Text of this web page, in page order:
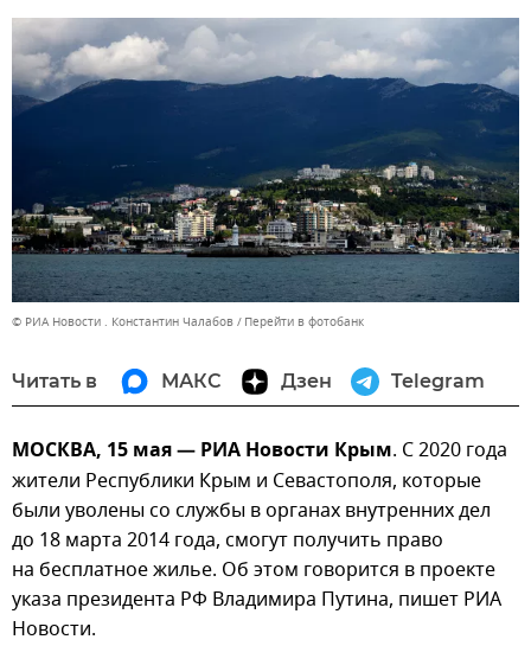
© РИА Новости . Константин Чалабов Перейти в фотобанк
Читать в МАКС Дзен Telegram
МОСКВА, 15 мая — РИА Новости Крым. С 2020 года
жители Республики Крым и Севастополя, которые
были уволены со службы в органах внутренних дел
до 18 марта 2014 года, смогут получить право
на бесплатное жилье. Об этом говорится в проекте
указа президента РФ Владимира Путина, пишет РИА
Новости.